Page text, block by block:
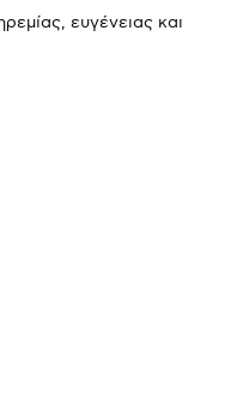
ευγένειας και